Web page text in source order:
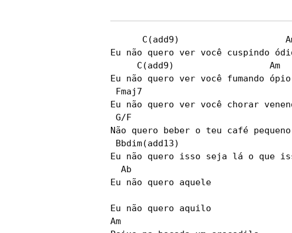
C(add9)
Eu não quero ver você cuspindo
     C(add9)                  Am
Eu não quero ver você fumando
Fmaj7
Eu não quero ver você chorar
G/F
Não quero beber o teu café pequeno
Bbdim(add13)
Eu não quero isso seja lá o que
  Ab
Eu não quero aquele
Eu não quero aquilo
Am